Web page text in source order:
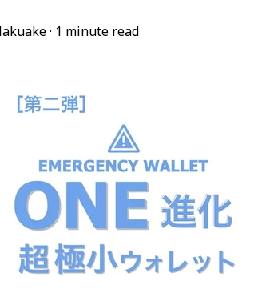
· 1 minute read